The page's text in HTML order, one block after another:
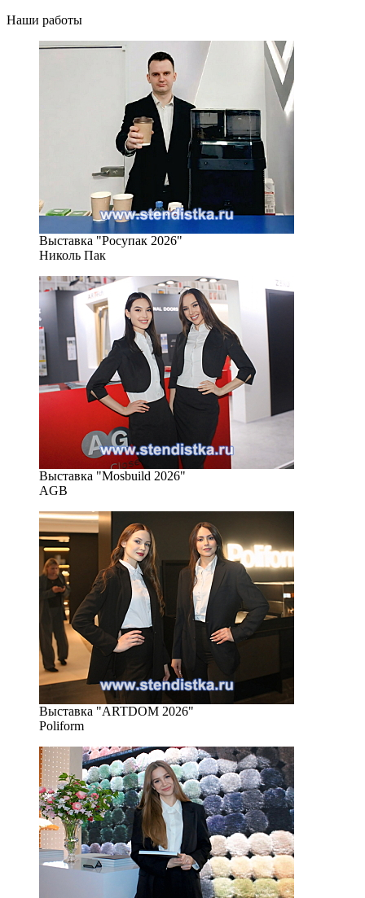
Наши работы
Выставка "Росупак 2026"
Николь Пак
Выставка "Mosbuild 2026"
AGB
Выставка "ARTDOM 2026"
Poliform